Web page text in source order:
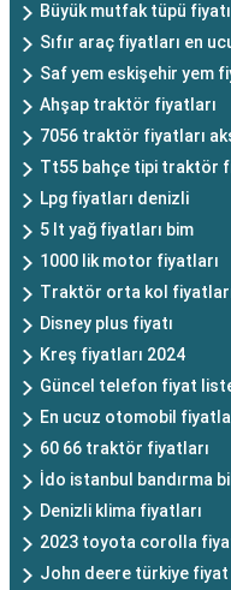
Büyük mutfak tüpü fiyatı
Sıfır araç fiyatları en
Saf yem eskişehir yem
Ahşap traktör fiyatları
7056 traktör fiyatları
Tt55 bahçe tipi traktör
Lpg fiyatları denizli
5 lt yağ fiyatları bim
1000 lik motor fiyatları
Traktör orta kol
Disney plus fiyatı
Kreş fiyatları 2024
Güncel telefon fiyat
En ucuz otomobil
60 66 traktör fiyatları
İdo istanbul bandırma
Denizli klima fiyatları
2023 toyota corolla
John deere türkiye